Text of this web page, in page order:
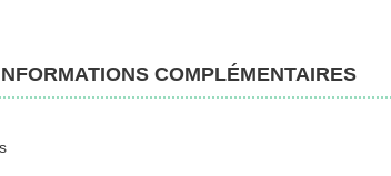
COMPLÉMENTAIRES